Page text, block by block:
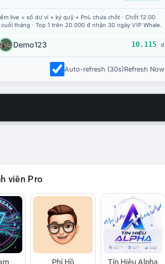
live = số dư ví + ký quỹ + PnL chưa chốt · Chốt 12:00
tháng · Top 1 trên 20.000 đ nhận 30 ngày VIP Whale.
Demo123 10.115 đ
Auto-refresh (30s)Refresh Now
viên Pro
Phí Hồ Tín Hiệu Alpha